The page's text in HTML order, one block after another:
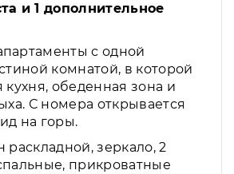
и 1 дополнительное
с одной
комнатой, в которой
кухня, обеденная зона и
С номера открывается
на горы.
раскладной, зеркало, 2
прикроватные